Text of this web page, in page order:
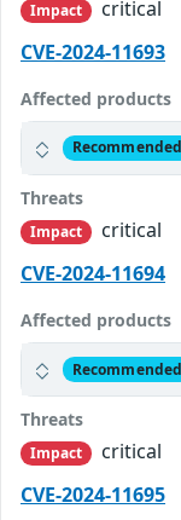
Impact
critical
CVE-2024-11693
Affected products
Recommended
Threats
Impact
critical
CVE-2024-11694
Affected products
Recommended
Threats
Impact
critical
CVE-2024-11695